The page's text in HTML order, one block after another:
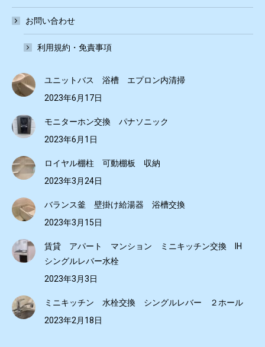
お問い合わせ
利用規約・免責事項
ユニットバス 浴槽 エプロン内清掃
2023年6月17日
モニターホン交換 パナソニック
2023年6月1日
ロイヤル棚柱 可動棚板 収納
2023年3月24日
バランス釜 壁掛け給湯器 浴槽交換
2023年3月15日
賃貸 アパート マンション ミニキッチン交換 IH
シングルレバー水栓
2023年3月3日
ミニキッチン 水栓交換 シングルレバー ２ホール
2023年2月18日